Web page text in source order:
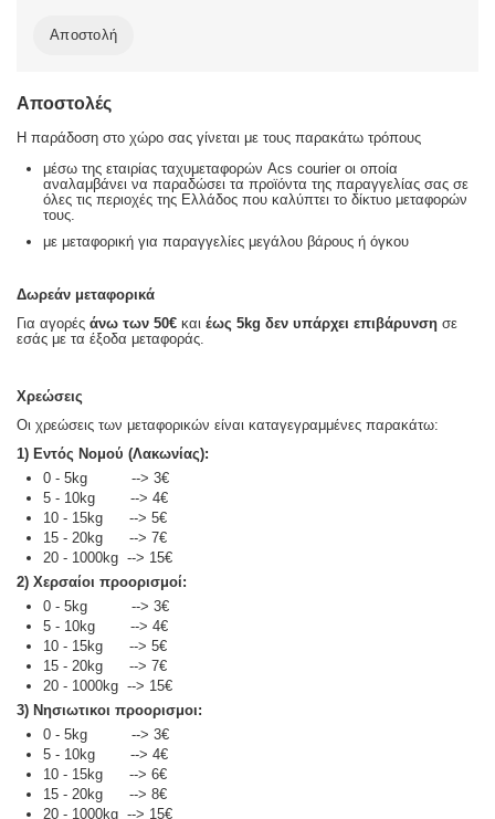
Αποστολή
Αποστολές
Η παράδοση στο χώρο σας γίνεται με τους παρακάτω τρόπους
μέσω της εταιρίας ταχυμεταφορών Acs courier οι οποία
αναλαμβάνει να παραδώσει τα προϊόντα της παραγγελίας σας σε
όλες τις περιοχές της Ελλάδος που καλύπτει το δίκτυο μεταφορών
τους.
με μεταφορική για παραγγελίες μεγάλου βάρους ή όγκου
Δωρεάν μεταφορικά
Για αγορέςάνω των 50€ καιέως 5kg δεν υπάρχει επιβάρυνση σε
εσάς με τα έξοδα μεταφοράς.
Χρεώσεις
Οι χρεώσεις των μεταφορικών είναι καταγεγραμμένες παρακάτω:
1) Εντός Νομού (Λακωνίας):
0 - 5kg --> 3€
5 - 10kg --> 4€
10 - 15kg --> 5€
15 - 20kg --> 7€
20 - 1000kg --> 15€
2) Χερσαίοι προορισμοί:
0 - 5kg --> 3€
5 - 10kg --> 4€
10 - 15kg --> 5€
15 - 20kg --> 7€
20 - 1000kg --> 15€
3) Νησιωτικοι προορισμοι:
0 - 5kg --> 3€
5 - 10kg --> 4€
10 - 15kg --> 6€
15 - 20kg --> 8€
20 - 1000kg --> 15€